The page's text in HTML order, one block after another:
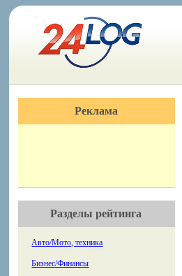
Реклама
Разделы рейтинга
Авто/Мото, техника
Бизнес/Финансы